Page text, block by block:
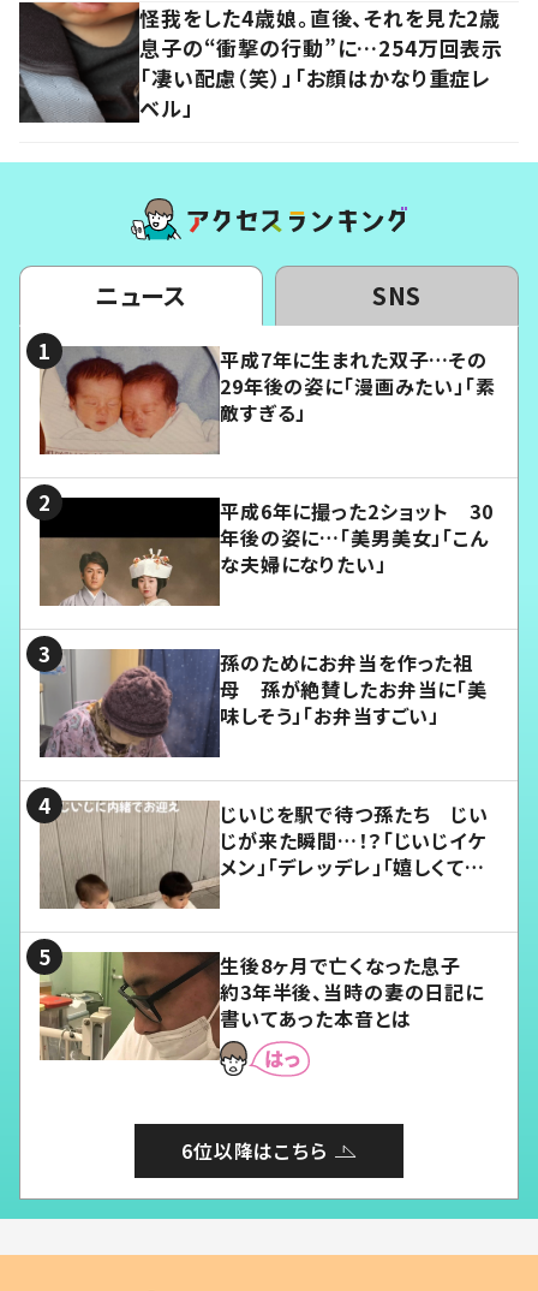
怪我をした4歳娘。直後、それを見た2歳
息子の“衝撃の行動”に…254万回表示
「凄い配慮（笑）」「お顔はかなり重症レ
ベル」
ニュース SNS
平成7年に生まれた双子…その
29年後の姿に「漫画みたい」「素
敵すぎる」
平成6年に撮った2ショット 30
年後の姿に…「美男美女」「こん
な夫婦になりたい」
孫のためにお弁当を作った祖
母 孫が絶賛したお弁当に「美
味しそう」「お弁当すごい」
じいじを駅で待つ孫たち じい
じが来た瞬間…！？「じいじイケ
メン」「デレッデレ」「嬉しくて可
生後8ヶ月で亡くなった息子
約3年半後、当時の妻の日記に
書いてあった本音とは
6位以降はこちら